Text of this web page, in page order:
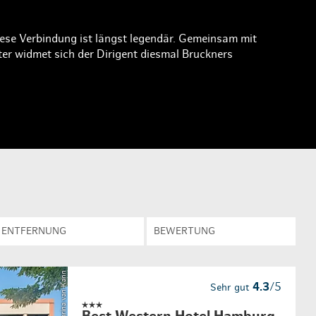
shoppen
Verbindung ist längst legendär. Gemeinsam mit
widmet sich der Dirigent diesmal Bruckners
ENTFERNUNG BEWERTUNG
© Marina van Kann Sehr gut 4.3/5